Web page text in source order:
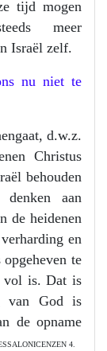
tijd mogen
meer
Israël zelf.
nu niet te
d.w.z.
Christus
behouden
aan
de heidenen
en
te
vol is. Dat is
van God is
de opname
4.